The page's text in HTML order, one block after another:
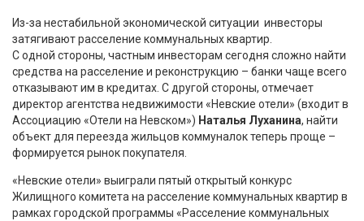
Из-за нестабильной экономической ситуации инвесторы
затягивают расселение коммунальных квартир.
С одной стороны, частным инвесторам сегодня сложно найти
средства на расселение и реконструкцию – банки чаще всего
отказывают им в кредитах. С другой стороны, отмечает
директор агентства недвижимости «Невские отели» (входит в
Ассоциацию «Отели на Невском») Наталья Луханина, найти
объект для переезда жильцов коммуналок теперь проще –
формируется рынок покупателя.
«Невские отели» выиграли пятый открытый конкурс
Жилищного комитета на расселение коммунальных квартир в
рамках городской программы «Расселение коммунальных